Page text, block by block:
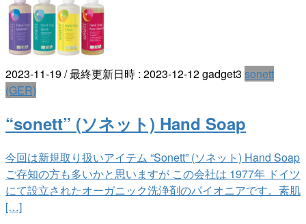
2023-11-19/ 最終更新日時 : 2023-12-12gadget3 sonett
(GER)
“sonett” (ソネット) Hand Soap
今回は新規取り扱いアイテム “Sonett” (ソネット) Hand Soap
ご存知の方も多いかと思いますが この会社は 1977年 ドイツ
にて設立されたオーガニック洗浄剤のパイオニアです。素肌
[…]